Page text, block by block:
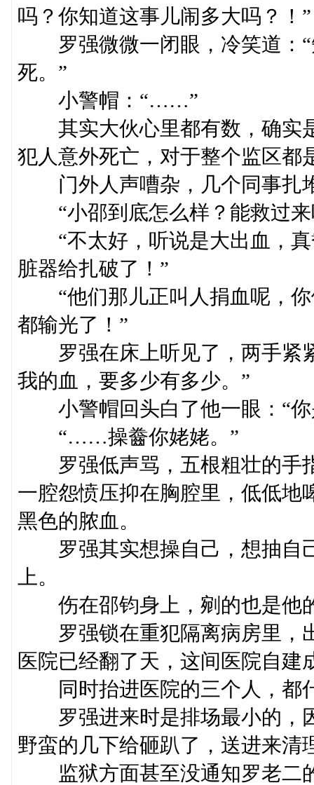
吗？你知道这事儿闹多大吗？！”
罗强微微一闭眼，冷笑道：“
死。”
小警帽：“……”
其实大伙心里都有数，确实
犯人意外死亡，对于整个监区都
门外人声嘈杂，几个同事扎
“小邵到底怎么样？能救过来
“不太好，听说是大出血，真
脏器给扎破了！”
“他们那儿正叫人捐血呢，你
都输光了！”
罗强在床上听见了，两手紧
我的血，要多少有多少。”
小警帽回头白了他一眼：“你
“……操齤你姥姥。”
罗强低声骂，五根粗壮的手
一腔怨愤压抑在胸腔里，低低地
黑色的脓血。
罗强其实想操自己，想抽自
上。
伤在邵钧身上，剜的也是他
罗强锁在重犯隔离病房里，
医院已经翻了天，这间医院自
同时抬进医院的三个人，都
罗强进来时是排场最小的，
野蛮的几下给砸趴了，送进来清
监狱方面甚至没通知罗老二